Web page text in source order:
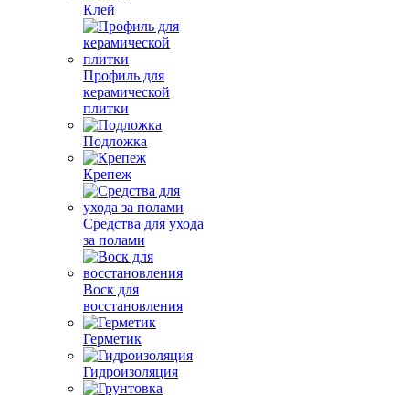
Клей
Профиль для
керамической
плитки
Подложка
Крепеж
Средства для ухода
за полами
Воск для
восстановления
Герметик
Гидроизоляция